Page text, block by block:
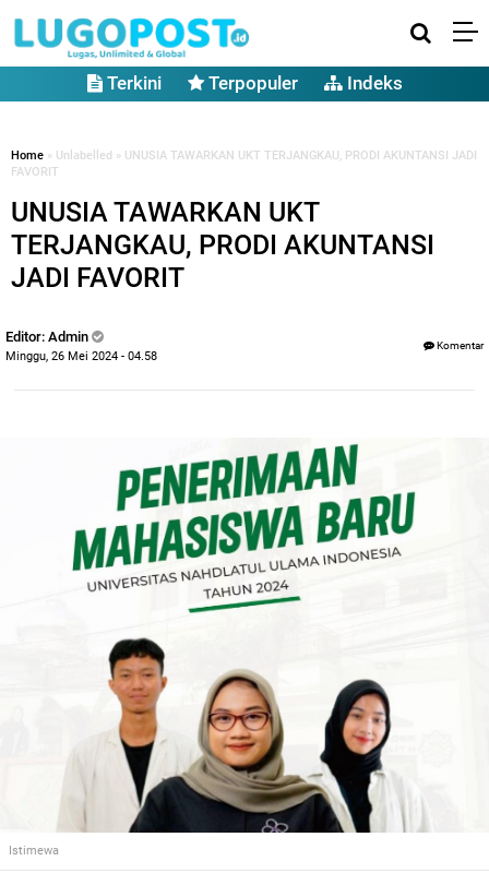
Terkini Terpopuler Indeks
Home » Unlabelled » UNUSIA TAWARKAN UKT TERJANGKAU, PRODI AKUNTANSI JADI
FAVORIT
UNUSIA TAWARKAN UKT
TERJANGKAU, PRODI AKUNTANSI
JADI FAVORIT
Editor: Admin
Minggu, 26 Mei 2024 - 04.58
Komentar
Istimewa